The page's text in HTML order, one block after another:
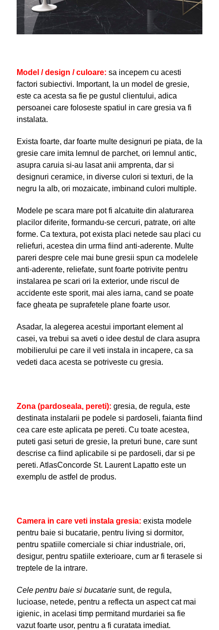
Model / design / culoare: sa incepem cu acesti
factori subiectivi. Important, la un model de gresie,
este ca acesta sa fie pe gustul clientului, adica
persoanei care foloseste spatiul in care gresia va fi
instalata.
Exista foarte, dar foarte multe designuri pe piata, de la
gresie care imita lemnul de parchet, ori lemnul antic,
asupra caruia si-au lasat anii amprenta, dar si
designuri ceramice, in diverse culori si texturi, de la
negru la alb, ori mozaicate, imbinand culori multiple.
Modele pe scara mare pot fi alcatuite din alaturarea
placilor diferite, formandu-se cercuri, patrate, ori alte
forme. Ca textura, pot exista placi netede sau placi cu
reliefuri, acestea din urma fiind anti-aderente. Multe
pareri despre cele mai bune gresii spun ca modelele
anti-aderente, reliefate, sunt foarte potrivite pentru
instalarea pe scari ori la exterior, unde riscul de
accidente este sporit, mai ales iarna, cand se poate
face gheata pe suprafetele plane foarte usor.
Asadar, la alegerea acestui important element al
casei, va trebui sa aveti o idee destul de clara asupra
mobilierului pe care il veti instala in incapere, ca sa
vedeti daca acesta se potriveste cu gresia.
Zona (pardoseala, pereti): gresia, de regula, este
destinata instalarii pe podele si pardoseli, faianta fiind
cea care este aplicata pe pereti. Cu toate acestea,
puteti gasi seturi de gresie, la preturi bune, care sunt
descrise ca fiind aplicabile si pe pardoseli, dar si pe
pereti. AtlasConcorde St. Laurent Lapatto este un
exemplu de astfel de produs.
Camera in care veti instala gresia: exista modele
pentru baie si bucatarie, pentru living si dormitor,
pentru spatiile comerciale si chiar industriale, ori,
desigur, pentru spatiile exterioare, cum ar fi terasele si
treptele de la intrare.
Cele pentru baie si bucatariesunt, de regula,
lucioase, netede, pentru a reflecta un aspect cat mai
igienic, in acelasi timp permitand murdariei sa fie
vazut foarte usor, pentru a fi curatata imediat.